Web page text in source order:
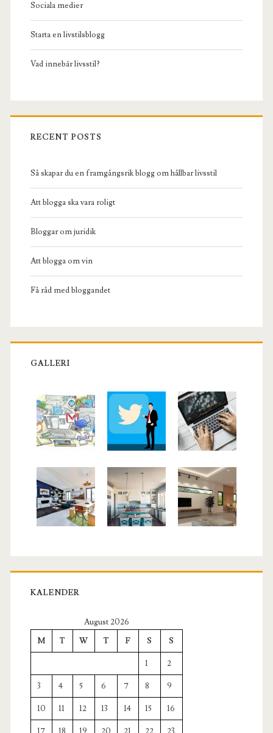
Sociala medier
Starta en livstilsblogg
Vad innebär livsstil?
RECENT POSTS
Så skapar du en framgångsrik blogg om hållbar livsstil
Att blogga ska vara roligt
Bloggar om juridik
Att blogga om vin
Få råd med bloggandet
GALLERI
KALENDER
August 2026
M
T W T F S S
1 2
3 4 5 6 7 8 9
10 11 12 13 14 15 16